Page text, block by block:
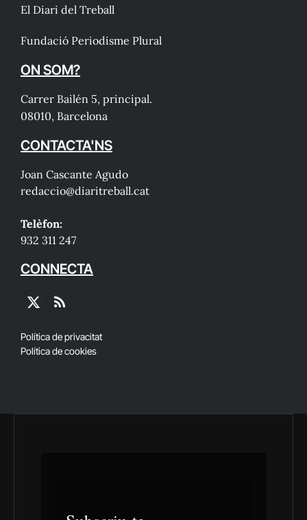
El Diari del Treball
Fundació Periodisme Plural
ON SOM?
Carrer Bailén 5, principal.
08010, Barcelona
CONTACTA'NS
Joan Cascante Agudo
redaccio@diaritreball.cat
Telèfon:
932 311 247
CONNECTA
X
RSS
Política de privacitat
Política de cookies